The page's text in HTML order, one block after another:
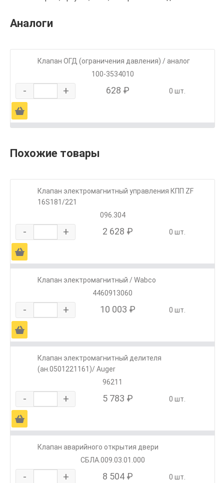
Аналоги
Клапан ОГД (ограничения давления) / аналог
100-3534010
- + 628 ₽ 0 шт.
Ä
Похожие товары
Клапан электромагнитный управления КПП ZF
16S181/221
096.304
- + 2 628 ₽ 0 шт.
Ä
Клапан электромагнитный / Wabco
4460913060
- + 10 003 ₽ 0 шт.
Ä
Клапан электромагнитный делителя
(ан.0501221161)/ Auger
96211
- + 5 783 ₽ 0 шт.
Ä
Клапан аварийного открытия двери
СБЛА.009.03.01.000
- + 8 504 ₽ 0 шт.